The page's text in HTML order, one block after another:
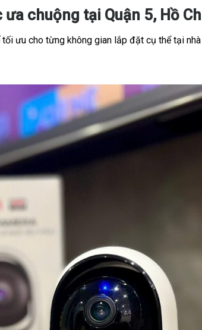
chuộng tại Quận 5, Hồ
ưu cho từng không gian lắp đặt cụ thể tại